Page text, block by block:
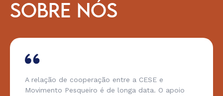
SOBRE NÓS
A relação de cooperação entre a CESE e
Movimento Pesqueiro é de longa data. O apoio